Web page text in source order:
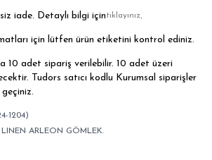
iade. Detaylı bilgi içintıklayınız.
için lütfen ürün etiketini kontrol ediniz.
10 adet sipariş verilebilir. 10 adet üzeri
Tudors satıcı kodlu Kurumsal siparişler
1204)
ARLEON GÖMLEK.